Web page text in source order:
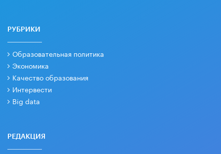
РУБРИКИ
Образовательная политика
Экономика
Качество образования
Интервести
Big data
РЕДАКЦИЯ